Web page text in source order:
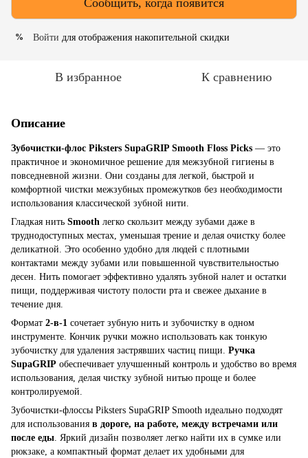
% Войти для отображения накопительной скидки
В избранное К сравнению
Описание
Зубочистки-флос Piksters SupaGRIP Smooth Floss Picks — это
практичное и экономичное решение для межзубной гигиены в
повседневной жизни. Они созданы для легкой, быстрой и
комфортной чистки межзубных промежутков без необходимости
использования классической зубной нити.
Гладкая нить Smooth легко скользит между зубами даже в
труднодоступных местах, уменьшая трение и делая очистку более
деликатной. Это особенно удобно для людей с плотными
контактами между зубами или повышенной чувствительностью
десен. Нить помогает эффективно удалять зубной налет и остатки
пищи, поддерживая чистоту полости рта и свежее дыхание в
течение дня.
Формат 2-в-1 сочетает зубную нить и зубочистку в одном
инструменте. Кончик ручки можно использовать как тонкую
зубочистку для удаления застрявших частиц пищи. Ручка
SupaGRIP обеспечивает улучшенный контроль и удобство во время
использования, делая чистку зубной нитью проще и более
контролируемой.
Зубочистки-флоссы Piksters SupaGRIP Smooth идеально подходят
для использования в дороге, на работе, между встречами или
после еды . Яркий дизайн позволяет легко найти их в сумке или
рюкзаке, а компактный формат делает их удобными для